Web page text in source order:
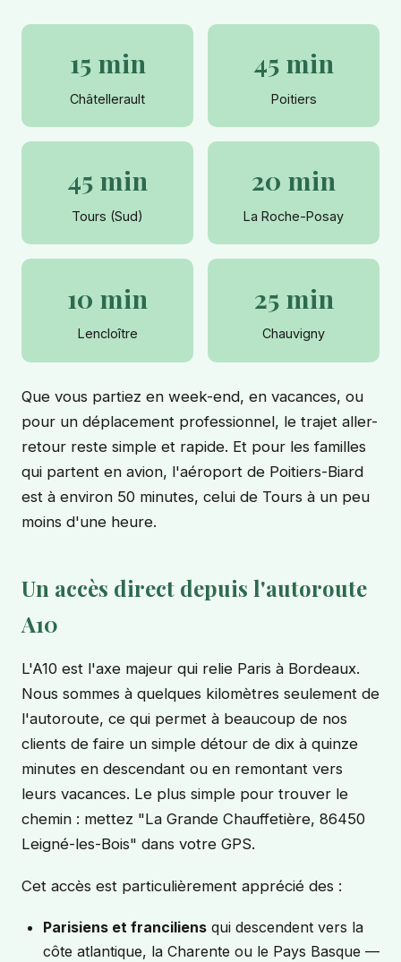
15 min
Châtellerault
45 min
Poitiers
45 min
Tours (Sud)
20 min
La Roche-Posay
10 min
Lencloître
25 min
Chauvigny
Que vous partiez en week-end, en vacances, ou
pour un déplacement professionnel, le trajet aller-
retour reste simple et rapide. Et pour les familles
qui partent en avion, l'aéroport de Poitiers-Biard
est à environ 50 minutes, celui de Tours à un peu
moins d'une heure.
Un accès direct depuis l'autoroute
A10
L'A10 est l'axe majeur qui relie Paris à Bordeaux.
Nous sommes à quelques kilomètres seulement de
l'autoroute, ce qui permet à beaucoup de nos
clients de faire un simple détour de dix à quinze
minutes en descendant ou en remontant vers
leurs vacances. Le plus simple pour trouver le
chemin : mettez "La Grande Chauffetière, 86450
Leigné-les-Bois" dans votre GPS.
Cet accès est particulièrement apprécié des :
Parisiens et franciliens qui descendent vers la
côte atlantique, la Charente ou le Pays Basque —